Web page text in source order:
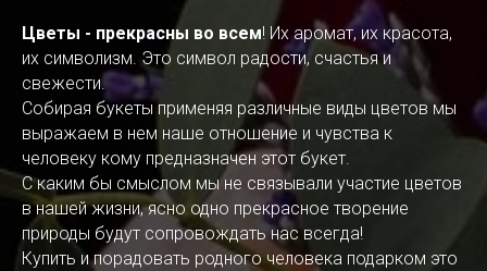
Цветы - прекрасны во всем! Их аромат, их красота,
их символизм. Это символ радости, счастья и
свежести.
Собирая букеты применяя различные виды цветов мы
выражаем в нем наше отношение и чувства к
человеку кому предназначен этот букет.
С каким бы смыслом мы не связывали участие цветов
в нашей жизни, ясно одно прекрасное творение
природы будут сопровождать нас всегда!
Купить и порадовать родного человека подарком это